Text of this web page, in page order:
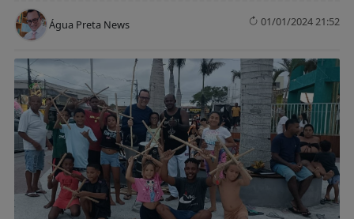
Água Preta News 01/01/2024 21:52